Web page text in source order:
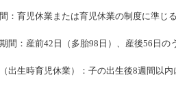
：育児休業または育児休業の制度に準じ
間：産前42日（多胎98日）、産後56日の
出生時育児休業）：子の出生後8週間以